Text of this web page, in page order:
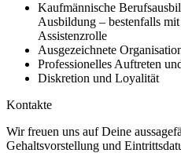
Kaufmännische
Ausbildung – bestenfalls
Assistenzrolle
Ausgezeichnete
Professionelles Auftreten
Diskretion und Loyalität
Kontakte
Wir freuen uns auf Deine
Gehaltsvorstellung und